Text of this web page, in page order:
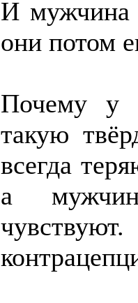
И мужчина
они потом
Почему у
такую
всегда
а